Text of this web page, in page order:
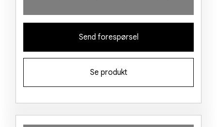
Send forespørsel
Se produkt